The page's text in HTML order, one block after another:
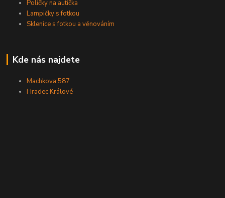
Poličky na autíčka
Lampičky s fotkou
Sklenice s fotkou a věnováním
Kde nás najdete
Machkova 587
Hradec Králové